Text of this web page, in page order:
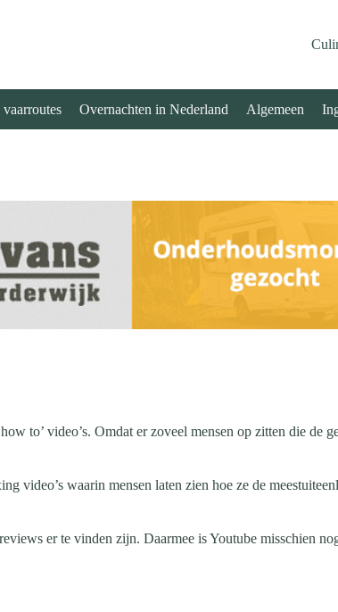
Overnachten in Nederland Algemeen
to’ video’s. Omdat er zoveel mensen op zitten die
video’s waarin mensen laten zien hoe ze de
er te vinden zijn. Daarmee is Youtube misschien